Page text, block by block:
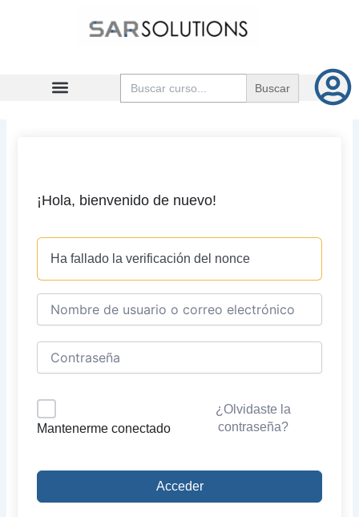
Buscar:
¡Hola, bienvenido de nuevo!
Ha fallado la verificación del nonce
Mantenerme conectado
¿Olvidaste la
contraseña?
Acceder